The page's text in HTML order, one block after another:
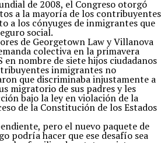
de 2008, el Congreso otorgó
a la mayoría de los contribuyentes
a los cónyuges de inmigrantes que
social.
de Georgetown Law y Villanova
colectiva en la primavera
en nombre de siete hijos ciudadanos
inmigrantes no
que discriminaba injustamente a
migratorio de sus padres y les
bajo la ley en violación de la
de la Constitución de los Estados
pero el nuevo paquete de
podría hacer que ese desafío sea